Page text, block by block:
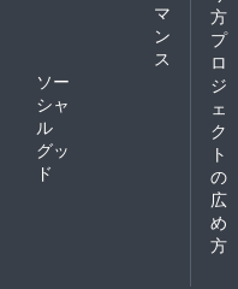
マ
ン
ス
ソー
シャ
ル
グッ
ド
方
プ
ロ
ジ
ェ
ク
ト
の
広
め
方